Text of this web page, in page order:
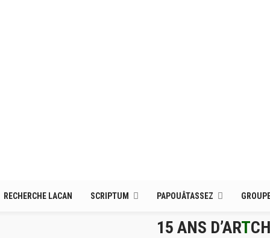
RECHERCHE LACAN SCRIPTUM PAPOUÂTASSEZ
15 ANS D’ART